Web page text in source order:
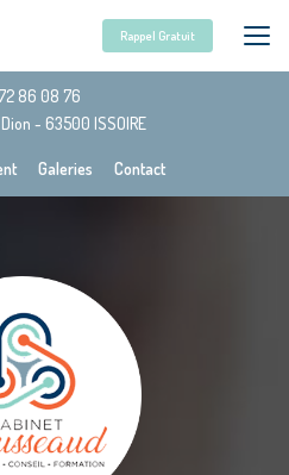
86 08 76
- 63500 ISSOIRE
Galeries Contact
Rappel Gratuit